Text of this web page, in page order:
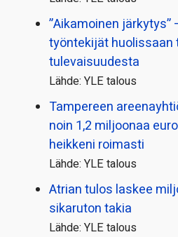
”Aikamoinen järkytys”
työntekijät huolissaan
tulevaisuudesta
Lähde: YLE talous
Tampereen
noin 1,2 miljoonaa
heikkeni roimasti
Lähde: YLE talous
Atrian tulos laskee
sikaruton takia
Lähde: YLE talous